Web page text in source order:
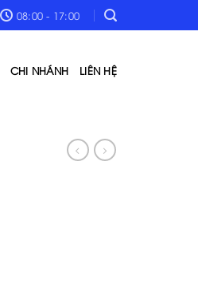
08:00 - 17:00
CHI NHÁNH LIÊN HỆ